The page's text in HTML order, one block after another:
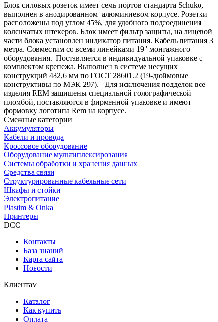
Блок силовых розеток имеет семь портов стандарта Schuko,
выполнен в анодированном алюминиевом корпусе. Розетки
расположены под углом 45%, для удобного подсоединения
коленчатых штекеров. Блок имеет фильтр защиты, на лицевой
части блока установлен индикатор питания. Кабель питания 3
метра. Совместим со всеми линейками 19” монтажного
оборудования. Поставляется в индивидуальной упаковке с
комплектом крепежа. Выполнен в системе несущих
конструкций 482,6 мм по ГОСТ 28601.2 (19-дюймовые
конструктивы по МЭК 297). Для исключения подделок все
изделия REM защищены специальной голографической
пломбой, поставляются в фирменной упаковке и имеют
формовку логотипа Rem на корпусе.
Смежные категории
Аккумуляторы
Кабели и провода
Кроссовое оборудование
Оборудование мультиплексирования
Системы обработки и хранения данных
Средства связи
Структурированные кабельные сети
Шкафы и стойки
Электропитание
Plastim & Onka
Принтеры
DCC
Контакты
База знаний
Карта сайта
Новости
Клиентам
Каталог
Как купить
Оплата